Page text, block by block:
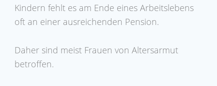
Kindern fehlt es am Ende eines Arbeitslebens
oft an einer ausreichenden Pension.
Daher sind meist Frauen von Altersarmut
betroffen.